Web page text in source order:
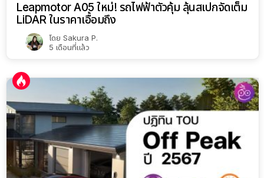
Leapmotor A05 ใหม่! รถไฟฟ้าตัวคุ้ม ลุ้นสเปกจัดเต็ม
LiDAR ในราคาเอื้อมถึง
โดย Sakura P.
5 เดือนที่แล้ว